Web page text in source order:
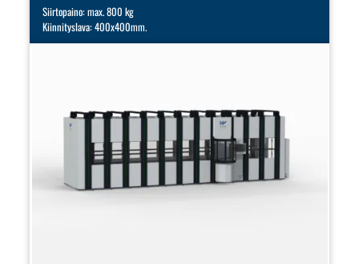
Siirtopaino: max. 800 kg
Kiinnityslava: 400x400mm.